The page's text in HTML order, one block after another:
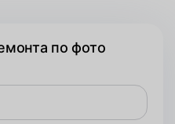
по фото